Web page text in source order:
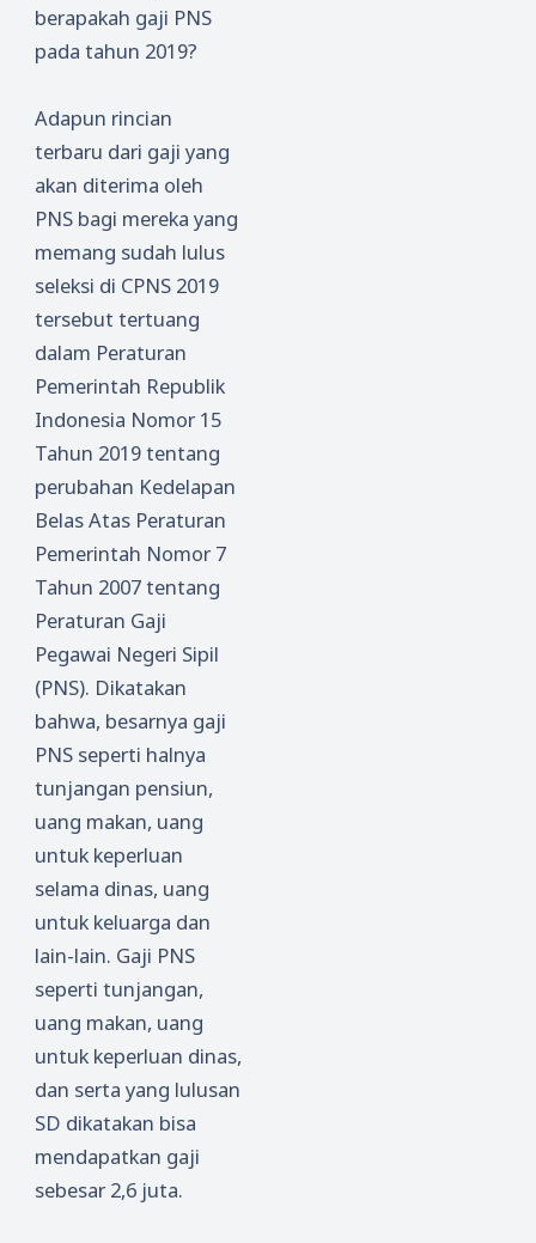
berapakah gaji PNS
pada tahun 2019?
Adapun rincian
terbaru dari gaji yang
akan diterima oleh
PNS bagi mereka yang
memang sudah lulus
seleksi di CPNS 2019
tersebut tertuang
dalam Peraturan
Pemerintah Republik
Indonesia Nomor 15
Tahun 2019 tentang
perubahan Kedelapan
Belas Atas Peraturan
Pemerintah Nomor 7
Tahun 2007 tentang
Peraturan Gaji
Pegawai Negeri Sipil
(PNS). Dikatakan
bahwa, besarnya gaji
PNS seperti halnya
tunjangan pensiun,
uang makan, uang
untuk keperluan
selama dinas, uang
untuk keluarga dan
lain-lain. Gaji PNS
seperti tunjangan,
uang makan, uang
untuk keperluan dinas,
dan serta yang lulusan
SD dikatakan bisa
mendapatkan gaji
sebesar 2,6 juta.